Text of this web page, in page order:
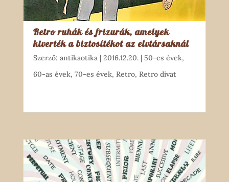
Retro ruhák és frizurák, amelyek
kiverték a biztosítékot az elvtársaknál
Szerző: antikaotika| 2016.12.20.| 50-es évek,
60-as évek, 70-es évek, Retro, Retro divat